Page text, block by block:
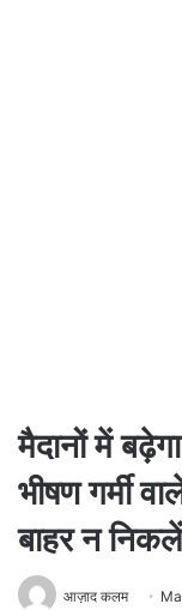
मैदानों में
भीषण गर्मी
बाहर न निकलें
आज़ाद कलम